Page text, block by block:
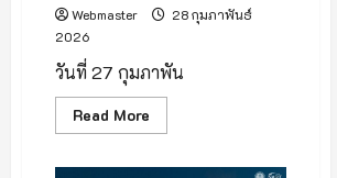
โย
ต้า
ใจ
ชาว
“ดี
3
ซ้อน”
Webmaster
28 กุมภาพันธ์
2026
วันที่ 27 กุมภาพัน
Read More
more